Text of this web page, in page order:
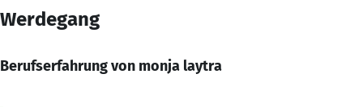
Werdegang
Berufserfahrung von monja laytra